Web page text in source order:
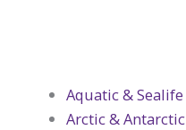
Aquatic & Sealife
Arctic & Antarctic